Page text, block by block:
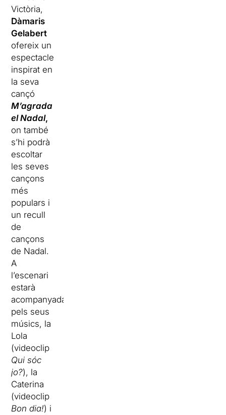
Victòria,
Dàmaris
Gelabert
ofereix un
espectacle
inspirat en
la seva
cançó
M’agrada
el Nadal,
on també
s’hi podrà
escoltar
les seves
cançons
més
populars i
un recull
de
cançons
de Nadal.
A
l’escenari
estarà
acompanyada
pels seus
músics, la
Lola
(videoclip
Qui sóc
jo?), la
Caterina
(videoclip
Bon dia!) i